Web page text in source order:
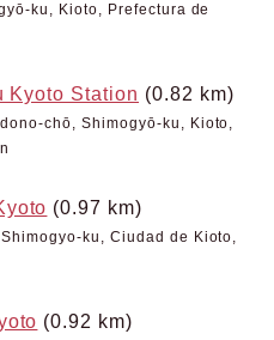
ku, Kioto, Prefectura de
Kyoto Station (0.82 km)
chō, Shimogyō-ku, Kioto,
(0.97 km)
ku, Ciudad de Kioto,
(0.92 km)